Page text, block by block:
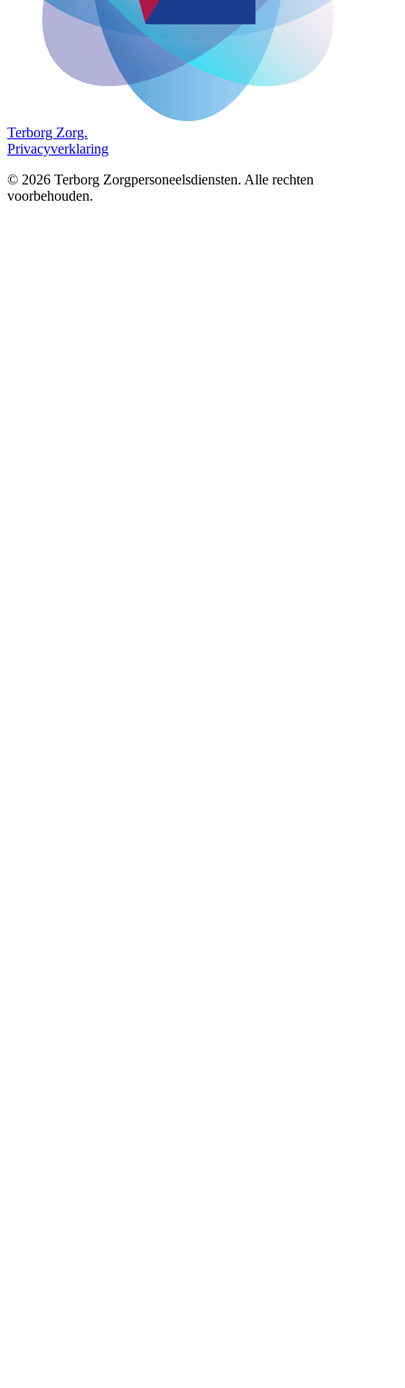
Terborg Zorg.
Privacyverklaring
© 2026 Terborg Zorgpersoneelsdiensten. Alle rechten
voorbehouden.